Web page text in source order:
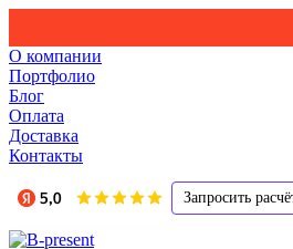
О компании
Портфолио
Блог
Оплата
Доставка
Контакты
Запросить